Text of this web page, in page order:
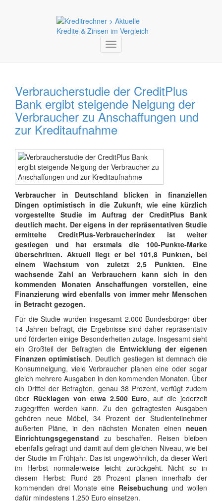
Toggle
navigation
Verbraucherstudie der CreditPlus
Bank ergibt steigende Neigung der
Verbraucher zu Anschaffungen und
zur Kreditaufnahme
Verbraucher in Deutschland blicken in finanziellen
Dingen optimistisch in die Zukunft, wie eine kürzlich
vorgestellte Studie im Auftrag der CreditPlus Bank
deutlich macht. Der eigens in der repräsentativen Studie
ermittelte CreditPlus-Verbraucherindex ist weiter
gestiegen und hat erstmals die 100-Punkte-Marke
überschritten. Aktuell liegt er bei 101,8 Punkten, bei
einem Wachstum von zuletzt 2,5 Punkten. Eine
wachsende Zahl an Verbrauchern kann sich in den
kommenden Monaten Anschaffungen vorstellen, eine
Finanzierung wird ebenfalls von immer mehr Menschen
in Betracht gezogen.
Für die Studie wurden insgesamt 2.000 Bundesbürger über
14 Jahren befragt, die Ergebnisse sind daher repräsentativ
und förderten einige Besonderheiten zutage. Insgesamt sieht
ein Großteil der Befragten die Entwicklung der eigenen
Finanzen optimistisch. Deutlich gestiegen ist demnach die
Konsumneigung, viele Verbraucher planen eine oder sogar
gleich mehrere Ausgaben in den kommenden Monaten. Über
ein Drittel der Befragten, genau 38 Prozent, verfügt zudem
über Rücklagen von etwa 2.500 Euro, auf die jederzeit
zugegriffen werden kann. Zu den gefragtesten Ausgaben
gehören neue Möbel, 34 Prozent der Studienteilnehmer
äußerten Pläne, in den nächsten Monaten einen neuen
Einrichtungsgegenstand zu beschaffen. Reisen bleiben
ebenfalls gefragt und damit auf dem gleichen Niveau, wie bei
der Studie im Frühjahr. Das ist ungewöhnlich, da dieser Wert
im Herbst normalerweise leicht zurückgeht. Nicht so in
diesem Herbst: Rund 28 Prozent planen innerhalb der
kommenden drei Monate eine Reisebuchung und wollen
dafür mindestens 1.250 Euro einsetzen.